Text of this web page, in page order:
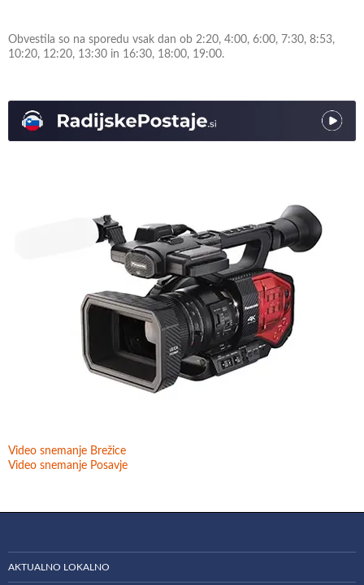
Obvestila so na sporedu vsak dan ob 2:20, 4:00, 6:00, 7:30, 8:53,
10:20, 12:20, 13:30 in 16:30, 18:00, 19:00.
Video snemanje Brežice
Video snemanje Posavje
AKTUALNO LOKALNO